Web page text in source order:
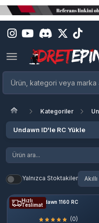
Kategoriler
Undawn ID'le RC Yükle
Yalnızca Stoktakiler
Hızlı
TeslimatUndawn 1160 RC
(0)